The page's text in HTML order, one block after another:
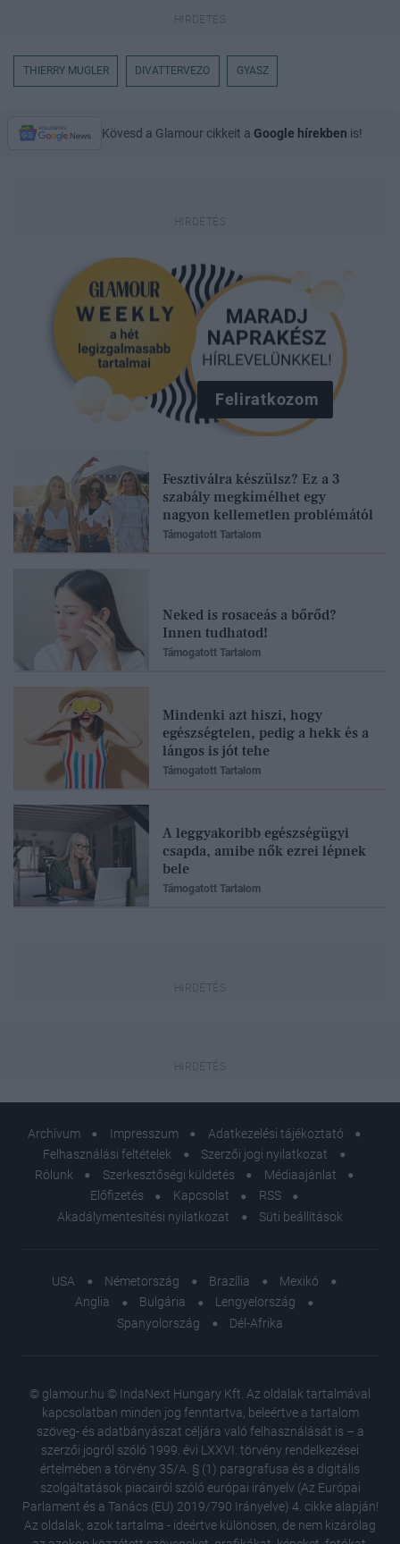
THIERRY MUGLER DIVATTERVEZO GYASZ
Kövesd a Glamour cikkeit a Google hírekben is!
Feliratkozom
Fesztiválra készülsz? Ez a 3
szabály megkímélhet egy
nagyon kellemetlen problémától
Támogatott Tartalom
Neked is rosaceás a bőrőd?
Innen tudhatod!
Támogatott Tartalom
Mindenki azt hiszi, hogy
egészségtelen, pedig a hekk és a
lángos is jót tehe
Támogatott Tartalom
A leggyakoribb egészségügyi
csapda, amibe nők ezrei lépnek
bele
Támogatott Tartalom
Archívum Impresszum
Adatkezelési tájékoztató
Felhasználási feltételek
Szerzői jogi nyilatkozat
Rólunk
Szerkesztőségi küldetés
Médiaajánlat
Előfizetés
Kapcsolat
RSS
Akadálymentesítési nyilatkozat
Süti beállítások
USA Németország Brazília
Mexikó
Anglia
Bulgária
Lengyelország
Spanyolország
Dél-Afrika
© glamour.hu © IndaNext Hungary Kft. Az oldalak tartalmával
kapcsolatban minden jog fenntartva, beleértve a tartalom
szöveg- és adatbányászat céljára való felhasználását is – a
szerzői jogról szóló 1999. évi LXXVI. törvény rendelkezései
értelmében a törvény 35/A. § (1) paragrafusa és a digitális
szolgáltatások piacairól szóló európai irányelv (Az Európai
Parlament és a Tanács (EU) 2019/790 Irányelve) 4. cikke alapján!
Az oldalak, azok tartalma - ideértve különösen, de nem kizárólag